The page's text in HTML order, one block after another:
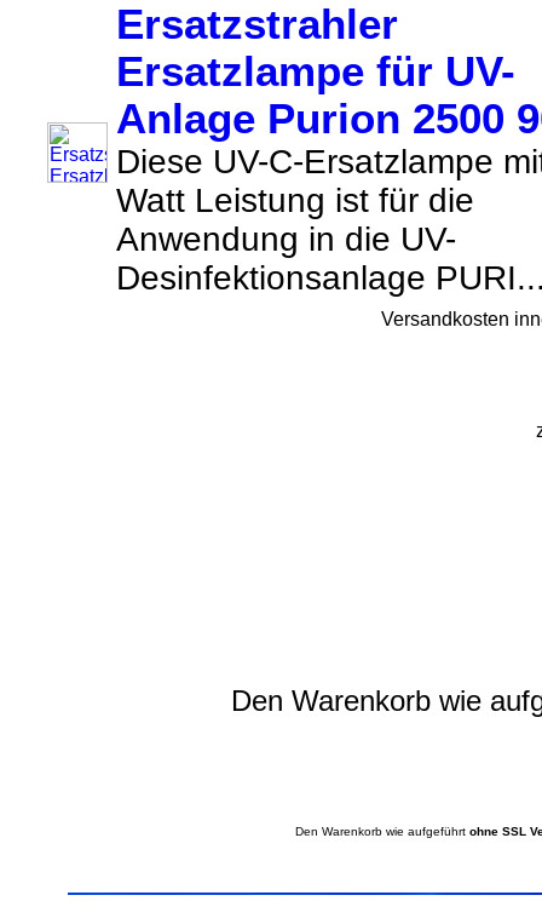
Ersatzstrahler
Ersatzlampe für UV-
Anlage Purion 2500
Diese UV-C-Ersatzlampe
Watt Leistung ist für die
Anwendung in die UV-
Desinfektionsanlage
Versandkosten
Den Warenkorb wie
Den Warenkorb wie aufgeführt ohne SSL